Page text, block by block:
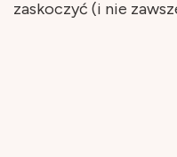
zaskoczyć (i nie